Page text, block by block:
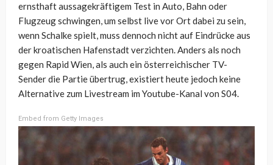
ernsthaft aussagekräftigem Test in Auto, Bahn oder
Flugzeug schwingen, um selbst live vor Ort dabei zu sein,
wenn Schalke spielt, muss dennoch nicht auf Eindrücke aus
der kroatischen Hafenstadt verzichten. Anders als noch
gegen Rapid Wien, als auch ein österreichischer TV-
Sender die Partie übertrug, existiert heute jedoch keine
Alternative zum Livestream im Youtube-Kanal von S04.
Embed from Getty Images